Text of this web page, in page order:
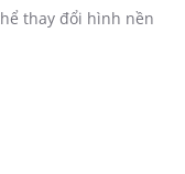
thay đổi hình nền